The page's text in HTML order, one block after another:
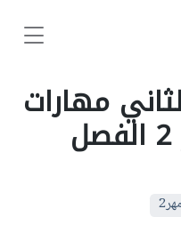
مهارات
الاتصال 150 مهر 2 الفصل